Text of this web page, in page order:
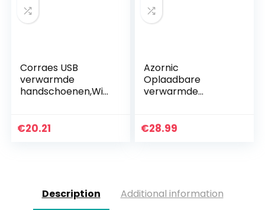
Corraes USB
verwarmde
handschoenen,Win
handen breien
€20.21
Azornic
Oplaadbare
verwarmde
mannen en
€28.99
Description Additional information